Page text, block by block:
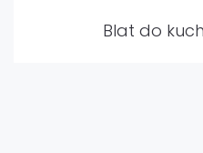
Blat do